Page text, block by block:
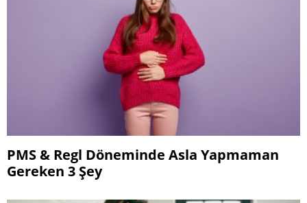
PMS & Regl Döneminde Asla Yapmaman
Gereken 3 Şey